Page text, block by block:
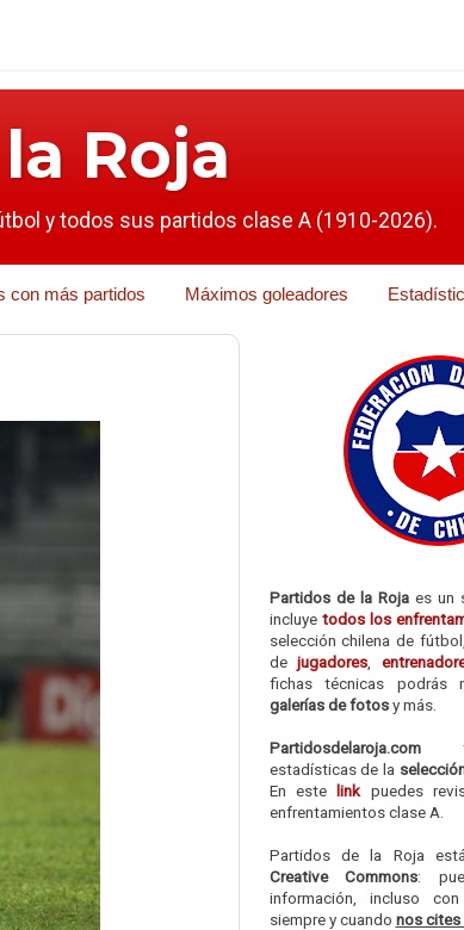
Roja
y todos sus partidos clase A (1910-2026).
con más partidos Máximos goleadores
Partidos de la Rojaes un
incluye todos los
selección chilena de
dejugadores
fichas técnicas podrás
galerías de fotosy más.
Partidosdelaroja.com
estadísticas de la
En este link puedes
enfrentamientos clase A.
Partidos de la Roja
Creative Commons:
información, incluso
siempre y cuando nos cites